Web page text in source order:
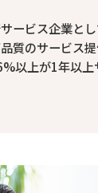
ービス企業と
質のサービス
以上が1年以